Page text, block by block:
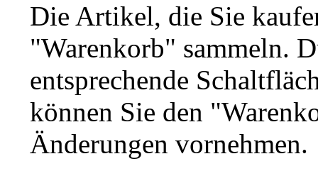
Die Artikel, die Sie
"Warenkorb" sammeln.
entsprechende
können Sie den
Änderungen vornehmen.